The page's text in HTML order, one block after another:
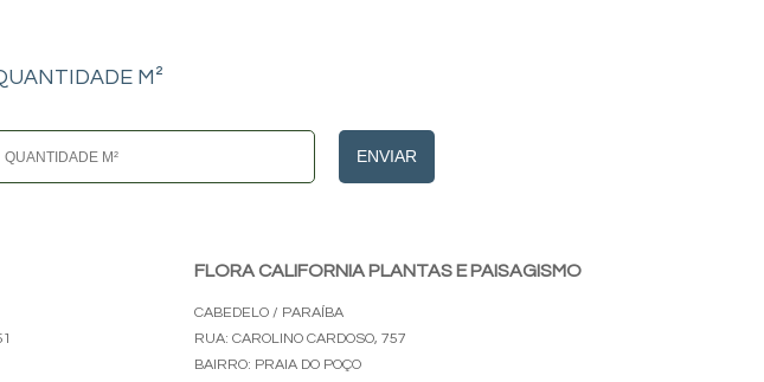
M²
ENVIAR
FLORA CALIFORNIA PLANTAS E PAISAGISMO
CABEDELO / PARAÍBA
RUA: CAROLINO CARDOSO, 757
BAIRRO: PRAIA DO POÇO